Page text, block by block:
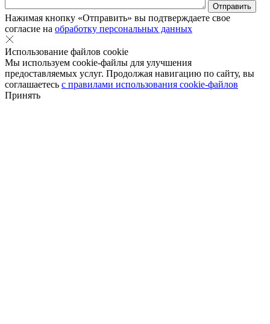
Нажимая кнопку «Отправить» вы подтверждаете свое
согласие на обработку персональных данных
Использование файлов cookie
Мы используем cookie-файлы для улучшения
предоставляемых услуг. Продолжая навигацию по сайту, вы
соглашаетесь с правилами использования cookie-файлов
Принять